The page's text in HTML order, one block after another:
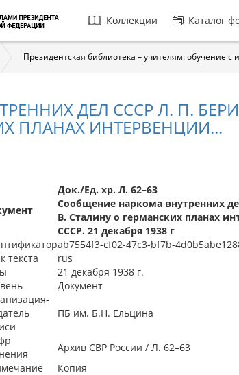
Главная
навигация
Коллекции Каталог
Президентская библиотека – учителям: обучение
ДЕЛ СССР Л. П.
ПЛАНАХ ИНТЕРВЕНЦИИ...
Док./Ед. хр. Л. 62–63
Сообщение наркома внутренних
В. Сталину о германских планах
СССР. 21 декабря 1938 г
ab7554f3-cf02-47c3-bf7b-
текста
rus
21 декабря 1938 г.
Документ
ПБ им. Б.Н. Ельцина
Архив СВР России / Л. 62–63
Копия